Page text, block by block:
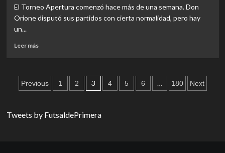
Copa
Mendoza
El Torneo Apertura comenzó hace más de una semana. Don
Orione disputó sus partidos con cierta normalidad, pero hay
un...
Leer másRead
final
está
cerca”
Paginación
entradas
Previous 1 2 3 4 5 6 … 180 Next
Tweets by FutsaldePrimera